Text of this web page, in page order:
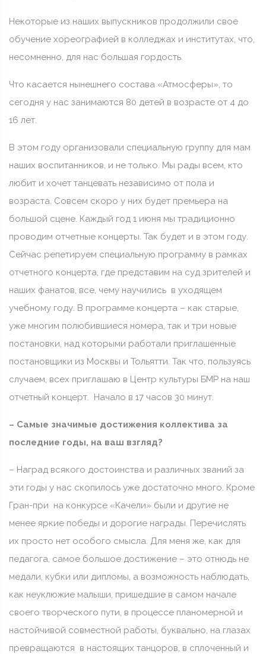
Некоторые из наших выпускников продолжили свое
обучение хореографией в колледжах и институтах, что,
несомненно, для нас большая гордость.
Что касается нынешнего состава «Атмосферы», то
сегодня у нас занимаются 80 детей в возрасте от 4 до
16 лет.
В этом году организовали специальную группу для мам
наших воспитанников, и не только. Мы рады всем, кто
любит и хочет танцевать независимо от пола и
возраста. Совсем скоро у них будет премьера на
большой сцене. Каждый год 1 июня мы традиционно
проводим отчетные концерты. Так будет и в этом году.
Сейчас репетируем специальную программу в рамках
отчетного концерта, где представим на суд зрителей и
наших фанатов, все, чему научились в уходящем
учебному году. В программе концерта – как старые,
уже многим полюбившиеся номера, так и три новые
постановки, над которыми работали приглашенные
постановщики из Москвы и Тольятти. Так что, пользуясь
случаем, всех приглашаю в Центр культуры БМР на наш
отчетный концерт. Начало в 17 часов 30 минут.
– Самые значимые достижения коллектива за
последние годы, на ваш взгляд?
– Наград всякого достоинства и различных званий за
эти годы у нас скопилось уже достаточно много. Кроме
Гран-при на конкурсе «Качели» были и другие не
менее яркие победы и дорогие награды. Перечислять
их просто нет особого смысла. Для меня же, как для
педагога, самое большое достижение – это отнюдь не
медали, кубки или дипломы, а возможность наблюдать,
как неуклюжие малыши, пришедшие в самом начале
своего творческого пути, в процессе планомерной и
настойчивой совместной работы, буквально, на глазах
превращаются в настоящих танцоров, в сплоченный и